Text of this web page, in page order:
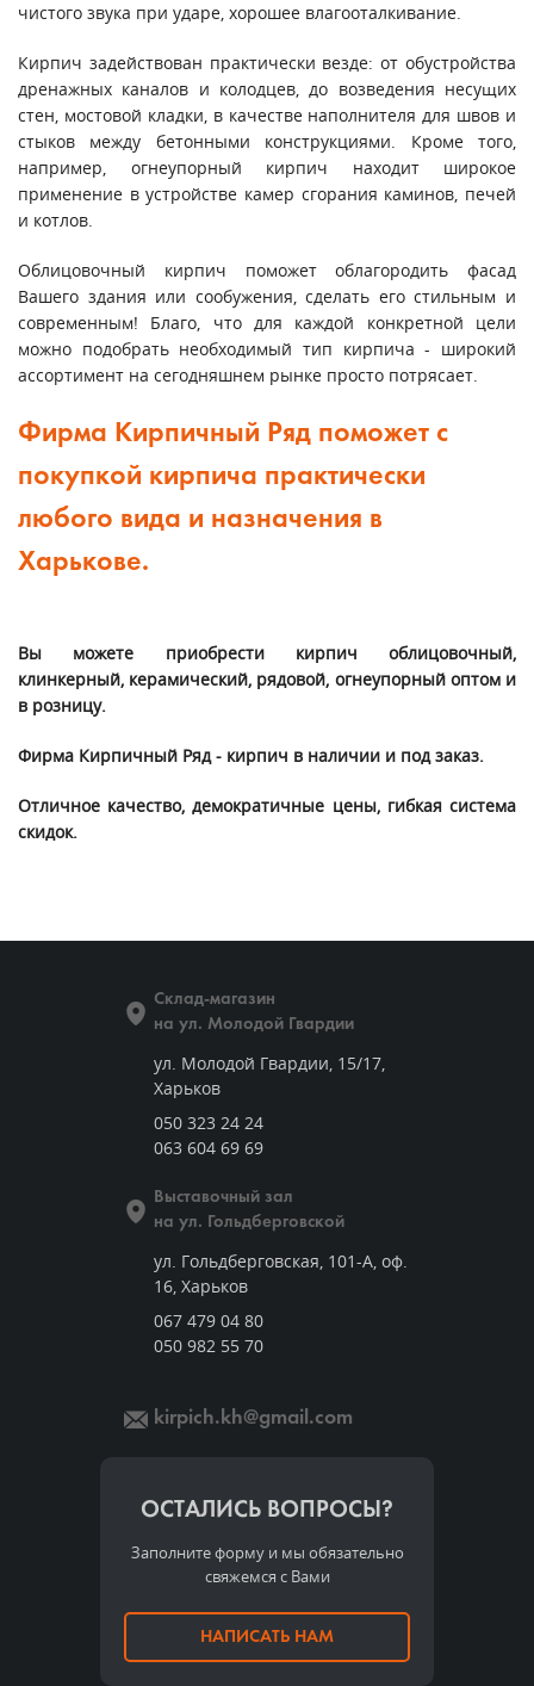
чистого звука при ударе, хорошее влагооталкивание.
Кирпич задействован практически везде: от обустройства
дренажных каналов и колодцев, до возведения несущих
стен, мостовой кладки, в качестве наполнителя для швов и
стыков между бетонными конструкциями. Кроме того,
например, огнеупорный кирпич находит широкое
применение в устройстве камер сгорания каминов, печей
и котлов.
Облицовочный кирпич поможет облагородить фасад
Вашего здания или сообужения, сделать его стильным и
современным! Благо, что для каждой конкретной цели
можно подобрать необходимый тип кирпича - широкий
ассортимент на сегодняшнем рынке просто потрясает.
Фирма Кирпичный Ряд поможет с
покупкой кирпича практически
любого вида и назначения в
Харькове.
Вы можете приобрести кирпич облицовочный,
клинкерный, керамический, рядовой, огнеупорный оптом и
в розницу.
Фирма Кирпичный Ряд - кирпич в наличии и под заказ.
Отличное качество, демократичные цены, гибкая система
скидок.
Склад-магазин
на ул. Молодой Гвардии
ул. Молодой Гвардии, 15/17,
Харьков
050 323 24 24
063 604 69 69
Выставочный зал
на ул. Гольдберговской
ул. Гольдберговская, 101-А, оф.
16, Харьков
067 479 04 80
050 982 55 70
kirpich.kh@gmail.com
ОСТАЛИСЬ ВОПРОСЫ?
Заполните форму и мы обязательно
свяжемся с Вами
НАПИСАТЬ НАМ